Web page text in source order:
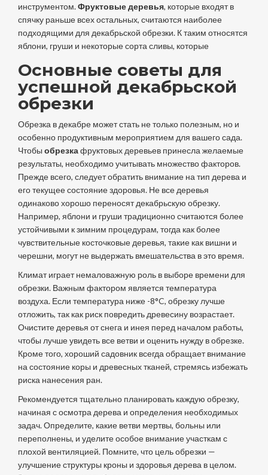
инструментом.Фруктовые деревья, которые входят в
спячку раньше всех остальных, считаются наиболее
подходящими для декабрьской обрезки. К таким относятся
яблони, груши и некоторые сорта сливы, которые
Основные советы для
успешной декабрьской
обрезки
Обрезка в декабре может стать не только полезным, но и
особенно продуктивным мероприятием для вашего сада.
Чтобы обрезкафруктовых деревьев принесла желаемые
результаты, необходимо учитывать множество факторов.
Прежде всего, следует обратить внимание на тип дерева и
его текущее состояние здоровья. Не все деревья
одинаково хорошо переносят декабрьскую обрезку.
Например, яблони и груши традиционно считаются более
устойчивыми к зимним процедурам, тогда как более
чувствительные косточковые деревья, такие как вишни и
черешни, могут не выдержать вмешательства в это время.
Климат играет немаловажную роль в выборе времени для
обрезки. Важным фактором является температура
воздуха. Если температура ниже -8°C, обрезку лучше
отложить, так как риск повредить древесину возрастает.
Очистите деревья от снега и инея перед началом работы,
чтобы лучше увидеть все ветви и оценить нужду в обрезке.
Кроме того, хороший садовник всегда обращает внимание
на состояние коры и древесных тканей, стремясь избежать
риска нанесения ран.
Рекомендуется тщательно планировать каждую обрезку,
начиная с осмотра дерева и определения необходимых
задач. Определите, какие ветви мертвы, больны или
переполнены, и уделите особое внимание участкам с
плохой вентиляцией. Помните, что цель обрезки —
улучшение структуры кроны и здоровья дерева в целом.